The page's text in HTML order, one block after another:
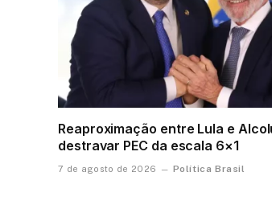
Reaproximação entre Lula e
destravar PEC da escala 6×1
7 de agosto de 2026 Política Brasil